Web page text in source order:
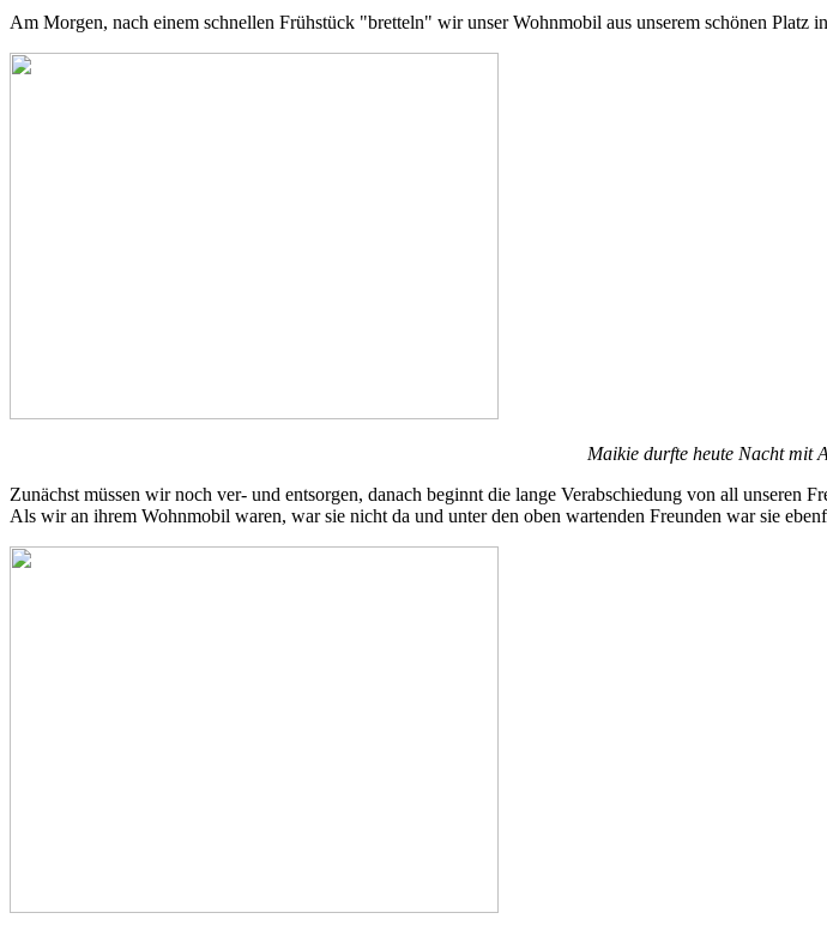
Am Morgen, nach einem schnellen Frühstück "bretteln" wir unser Wohnmobil aus unserem schönen Platz
Maikie durfte heute Nacht mit
Zunächst müssen wir noch ver- und entsorgen, danach beginnt die lange Verabschiedung von all unseren
Als wir an ihrem Wohnmobil waren, war sie nicht da und unter den oben wartenden Freunden war sie